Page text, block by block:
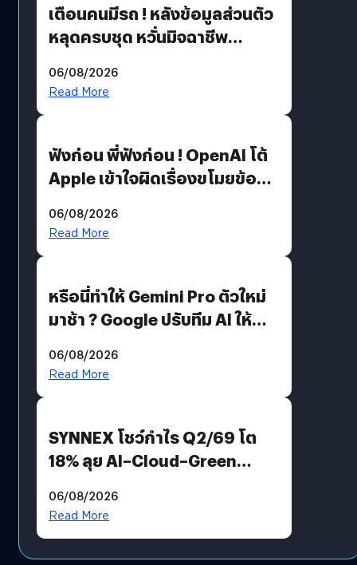
เตือนคนมีรถ ! หลังข้อมูลส่วนตัว
หลุดครบชุด หวั่นมิจฉาชีพ
รหัสผ่านหลุด ไม่ใช่แฮกเกอร์
06/08/2026
Read More
ฟังก่อน พี่ฟังก่อน ! OpenAI โต้
Apple เข้าใจผิดเรื่องขโมยข้อมูล
06/08/2026
Read More
หรือนี่ทำให้ Gemini Pro ตัวใหม่
มาช้า ? Google ปรับทีม AI ให้
AGI
06/08/2026
Read More
SYNNEX โชว์กำไร Q2/69 โต
18% ลุย AI–Cloud–Green
Revenue เร่งเครื่อง New
ปันผล 0.10 บาท/หุ้น
06/08/2026
Read More